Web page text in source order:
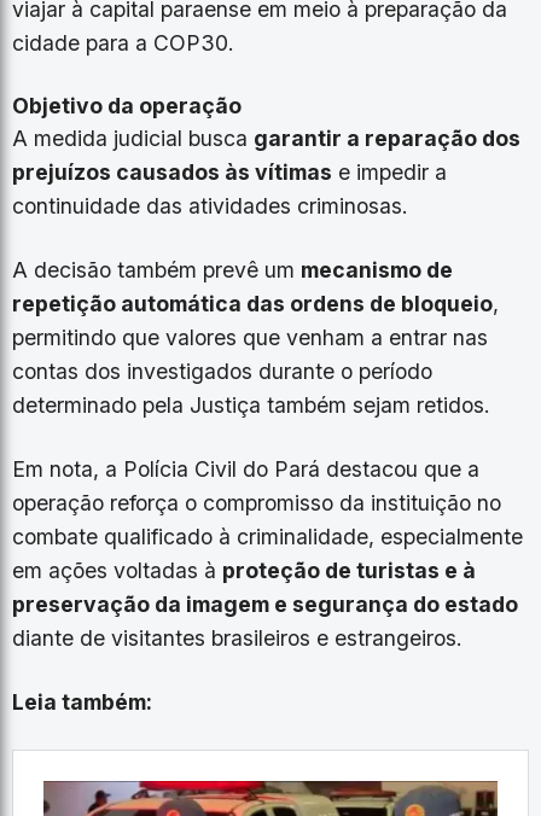
viajar à capital paraense em meio à preparação da
cidade para a COP30.
Objetivo da operação
A medida judicial busca garantir a reparação dos
prejuízos causados às vítimas e impedir a
continuidade das atividades criminosas.
A decisão também prevê um mecanismo de
repetição automática das ordens de bloqueio,
permitindo que valores que venham a entrar nas
contas dos investigados durante o período
determinado pela Justiça também sejam retidos.
Em nota, a Polícia Civil do Pará destacou que a
operação reforça o compromisso da instituição no
combate qualificado à criminalidade, especialmente
em ações voltadas à proteção de turistas e à
preservação da imagem e segurança do estado
diante de visitantes brasileiros e estrangeiros.
Leia também: